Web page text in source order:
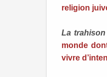
religion
La
monde
vivre